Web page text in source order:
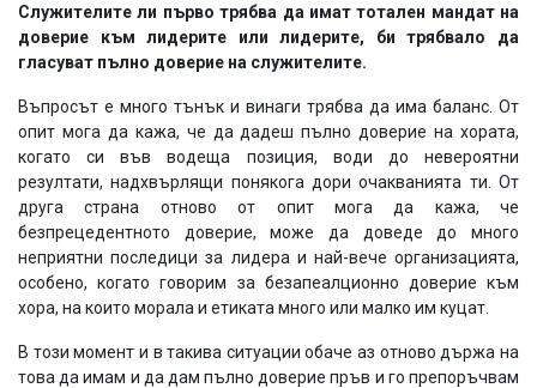
Служителите ли първо трябва да имат тотален мандат на
доверие към лидерите или лидерите, би трябвало да
гласуват пълно доверие на служителите.
Въпросът е много тънък и винаги трябва да има баланс. От
опит мога да кажа, че да дадеш пълно доверие на хората,
когато си във водеща позиция, води до невероятни
резултати, надхвърлящи понякога дори очакванията ти. От
друга страна отново от опит мога да кажа, че
безпрецедентното доверие, може да доведе до много
неприятни последици за лидера и най-вече организацията,
особено, когато говорим за безапеалционно доверие към
хора, на които морала и етиката много или малко им куцат.
В този момент и в такива ситуации обаче аз отново държа на
това да имам и да дам пълно доверие пръв и го препоръчвам